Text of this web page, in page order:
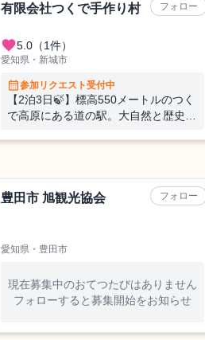
フォロー
有限会社つくで手作り村
favorite5.0 （1件）
愛知県・新城市
calendar_month参加リクエスト受付中
【2泊3日🍃】標高550メートルのつく
で高原にある道の駅。大自然と歴史文
ら作ってみませんか？
フォロー
豊田市 旭観光協会
愛知県・豊田市
現在募集中のおてつたびはありません
フォローすると募集開始をお知らせ